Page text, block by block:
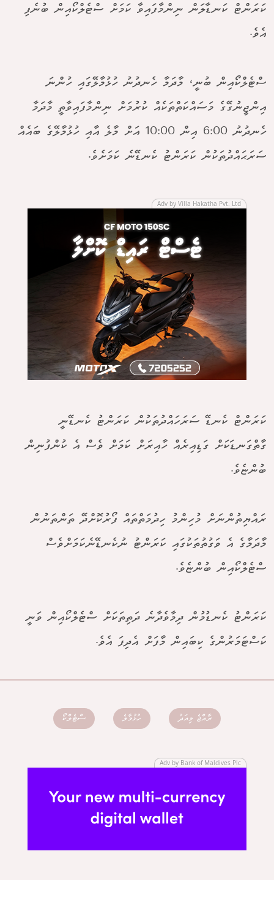
ކަރަންޓް ކަނޑާލަން ނިންމާފައިވާ ކަމަށް ސްޓެލްކޯއިން ބުނެފި
އެވެ.
ސްޓެލްކޯއިން ބުނީ، މާދަމާ ހެނދުނު ހުޅުމާލޭގައި ހުންނަ
އިންޖީނުގޭގެ މަސައްކަތްތަކެއް ކުރުމަށް ނިންމާފައިވާތީ މާދަމާ
ހެނދުނު 6:00 އިން 10:00 އަށް މާލެ އާއި ހުޅުމާލޭގެ ބައެއް
ސަރަޙައްދުތަކުން ކަރަންޓު ކެނޑޭނެ ކަމަށެވެ.
Adv by Villa Hakatha Pvt. Ltd
ކަރަންޓް ކެނޑޭ ސަރަހައްދުތަކުން ކަރަންޓު ކެނޑޭނީ
ގާތްގަނޑަކަށް ގަޑިއިރެއް ހާއިރަށް ކަމަށް ވެސް އެ ކުންފުނިން
ބުންޏެވެ.
ރައްޔިތުންނަށް މުހިންމު ހިދުމަތްތައް ފޯރުކޮށްދޭ ތަންތަނުން
މާދަމާގެ އެ ވަގުތުތަކުގައި ކަރަންޓު ނުކެނޑޭނެކަމަށްވެސް
ސްޓެލްކޯއިން ބުންޏެވެ.
ކަރަންޓު ކެނޑުމުން ދިމާވެދާނެ ދަތިތަކަށް ސްޓެލްކޯއިން ވަނީ
ކަސްޓަމަރުންގެ ކިބައިން މާފަށް އެދިފަ އެވެ.
ރާއްޖެ މިއަދު ހުޅުމާލެ ސްޓެލްކޯ
Adv by Bank of Maldives Plc